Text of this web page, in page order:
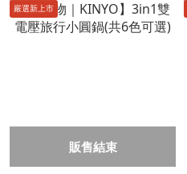
嚴選新上市
販售結束